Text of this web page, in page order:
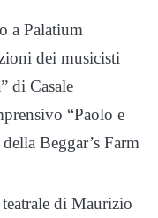
a Palatium
dei musicisti
di Casale
“Paolo e
Beggar’s Farm
di Maurizio